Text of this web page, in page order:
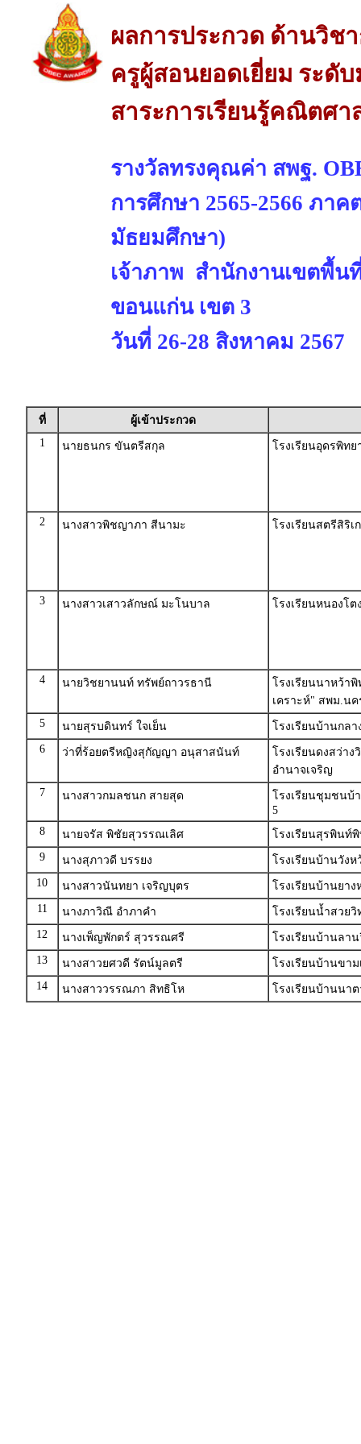
ผลการประกวด ด้านวิช
ครูผู้สอนยอดเยี่ยม ระดั
สาระการเรียนรู้คณิตศา
รางวัลทรงคุณค่า สพฐ.
การศึกษา 2565-2566 ภาค
มัธยมศึกษา)
เจ้าภาพ สำนักงานเขตพื้น
ขอนแก่น เขต 3
วันที่ 26-28 สิงหาคม 2567
ที่
ผู้เข้าประกวด
1
นายธนกร ขันตรีสกุล โรงเรียนอุดรพิท
2 นางสาวพิชญาภา สีนามะ โรงเรียนสตรีสิริ
3 นางสาวเสาวลักษณ์ มะโนบาล โรงเรียนหนองโ
4 นายวิชยานนท์ ทรัพย์ถาวรธานี
โรงเรียนนาหว้า
เคราะห์" สพม.น
5
นายสุรบดินทร์ ใจเย็น
โรงเรียนบ้านกล
6
ว่าที่ร้อยตรีหญิงสุกัญญา อนุสาสนันท์
โรงเรียนดงสว่า
อำนาจเจริญ
7
นางสาวกมลชนก สายสุด
โรงเรียนชุมชนบ้
5
8
นายจรัส พิชัยสุวรรณเลิศ
โรงเรียนสุรพินท์
9
นางสุภาวดี บรรยง
โรงเรียนบ้านวัง
10
นางสาวนันทยา เจริญบุตร
โรงเรียนบ้านยา
11
นางภาวิณี อำภาคำ
โรงเรียนน้ำสวย
12
นางเพ็ญพักตร์ สุวรรณศรี
โรงเรียนบ้านลา
13
นางสาวยศวดี รัตน์มูลตรี
โรงเรียนบ้านขา
14
นางสาววรรณภา สิทธิโห โรงเรียนบ้านนา